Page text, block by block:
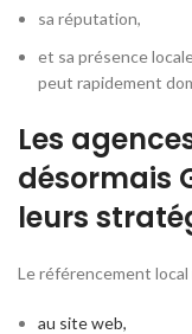
sa réputation,
et sa présence
peut rapidement
Les
désormais
leurs
Le référencement
au site web,